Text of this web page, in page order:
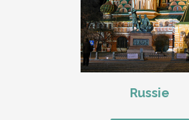
Russie